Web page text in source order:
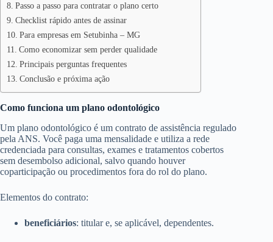
Passo a passo para contratar o plano certo
Checklist rápido antes de assinar
Para empresas em Setubinha – MG
Como economizar sem perder qualidade
Principais perguntas frequentes
Conclusão e próxima ação
Como funciona um plano odontológico
Um plano odontológico é um contrato de assistência regulado
pela ANS. Você paga uma mensalidade e utiliza a rede
credenciada para consultas, exames e tratamentos cobertos
sem desembolso adicional, salvo quando houver
coparticipação ou procedimentos fora do rol do plano.
Elementos do contrato:
beneficiários: titular e, se aplicável, dependentes.